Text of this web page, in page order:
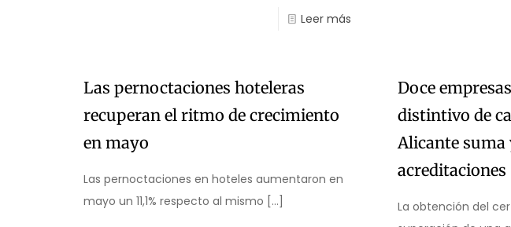
Leer más
Las pernoctaciones hoteleras
recuperan el ritmo de crecimiento
en mayo
Las pernoctaciones en hoteles aumentaron en
mayo un 11,1% respecto al mismo […]
Doce
distintivo de
Alicante suma
acreditaciones
La obtención del